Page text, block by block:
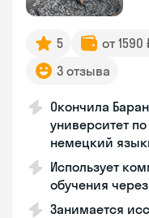
5 от
3 отзыва
Окончила
университет
немецкий
Использует
обучения
Занимается